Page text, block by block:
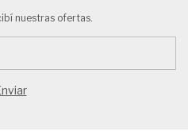
nuestras ofertas.